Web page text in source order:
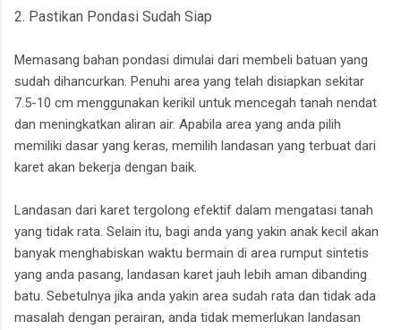
2. Pastikan Pondasi Sudah Siap
Memasang bahan pondasi dimulai dari membeli batuan yang
sudah dihancurkan. Penuhi area yang telah disiapkan sekitar
7.5-10 cm menggunakan kerikil untuk mencegah tanah nendat
dan meningkatkan aliran air. Apabila area yang anda pilih
memiliki dasar yang keras, memilih landasan yang terbuat dari
karet akan bekerja dengan baik.
Landasan dari karet tergolong efektif dalam mengatasi tanah
yang tidak rata. Selain itu, bagi anda yang yakin anak kecil akan
banyak menghabiskan waktu bermain di area rumput sintetis
yang anda pasang, landasan karet jauh lebih aman dibanding
batu. Sebetulnya jika anda yakin area sudah rata dan tidak ada
masalah dengan perairan, anda tidak memerlukan landasan